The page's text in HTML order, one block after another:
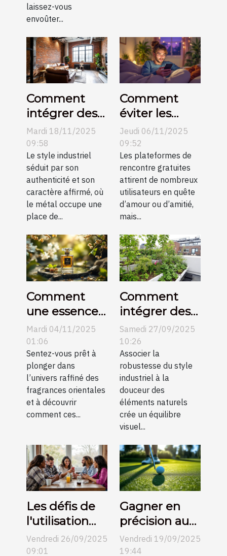
laissez-vous
envoûter...
Comment
intégrer des
éléments
métalliques
dans un salon
industriel ?
Mardi 18/11/2025
09:58
Le style industriel
séduit par son
authenticité et son
caractère affirmé, où
le métal occupe une
place de...
Comment
éviter les
pièges des
plateformes
de rencontre
gratuites ?
Jeudi 06/11/2025
09:52
Les plateformes de
rencontre gratuites
attirent de nombreux
utilisateurs en quête
d’amour ou d’amitié,
mais...
Comment
une essence
orientale
peut définir
l'élégance
moderne ?
Mardi 04/11/2025
01:06
Sentez-vous prêt à
plonger dans
l’univers raffiné des
fragrances orientales
et à découvrir
comment ces...
Comment
intégrer des
éléments
naturels dans
un décor
industriel ?
Samedi 27/09/2025
10:26
Associer la
robustesse du style
industriel à la
douceur des
éléments naturels
crée un équilibre
visuel...
Les défis de
l'utilisation
des
plateformes
Vendredi 26/09/2025
09:01
Gagner en
précision au
putting grâce
aux conseils
Vendredi 19/09/2025
19:44